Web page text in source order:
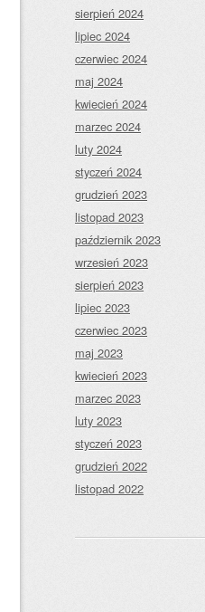
sierpień 2024
lipiec 2024
czerwiec 2024
maj 2024
kwiecień 2024
marzec 2024
luty 2024
styczeń 2024
grudzień 2023
listopad 2023
październik 2023
wrzesień 2023
sierpień 2023
lipiec 2023
czerwiec 2023
maj 2023
kwiecień 2023
marzec 2023
luty 2023
styczeń 2023
grudzień 2022
listopad 2022